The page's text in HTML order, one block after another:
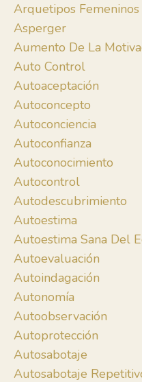
Arquetipos Femeninos
Asperger
Aumento De La
Auto Control
Autoaceptación
Autoconcepto
Autoconciencia
Autoconfianza
Autoconocimiento
Autocontrol
Autodescubrimiento
Autoestima
Autoestima Sana Del
Autoevaluación
Autoindagación
Autonomía
Autoobservación
Autoprotección
Autosabotaje
Autosabotaje